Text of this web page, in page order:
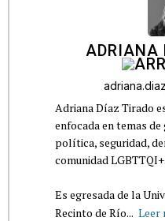
ADRIANA
Adriana Díaz Tirado
enfocada en temas
política, seguridad,
comunidad LGBTTQI+.
Es egresada de la
Recinto de Río... Leer